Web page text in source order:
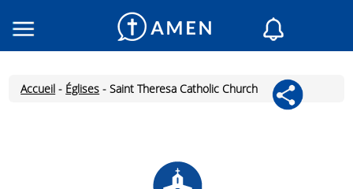
Consacré
Lecture du jour
Accueil - Églises -Saint Theresa Catholic Church